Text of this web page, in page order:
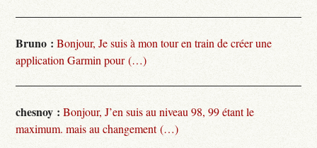
Bruno : Bonjour, Je suis à mon tour en train de créer une
application Garmin pour (…)
chesnoy : Bonjour, J’en suis au niveau 98, 99 étant le
maximum. mais au changement (…)